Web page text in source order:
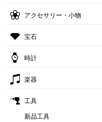
アクセサリー・小物
宝石
時計
楽器
工具
新品工具